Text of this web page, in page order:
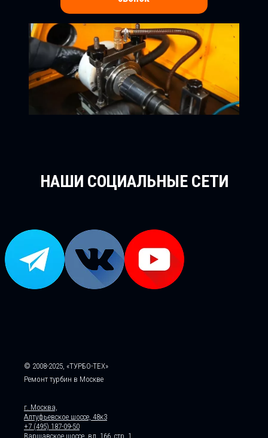
НАШИ СОЦИАЛЬНЫЕ СЕТИ
© 2008-2025, «ТУРБО-ТЕХ»
Ремонт турбин в Москве
г. Москва,
Алтуфьевское шоссе, 48к3
+7 (495) 187-09-50
Варшавское шоссе, вл. 166, стр. 1